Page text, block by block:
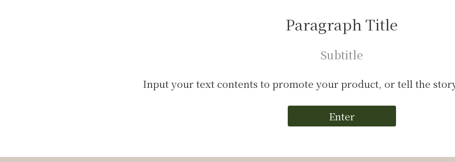
Paragraph Title
Subtitle
Input your text contents to promote your product, or tell the
Enter